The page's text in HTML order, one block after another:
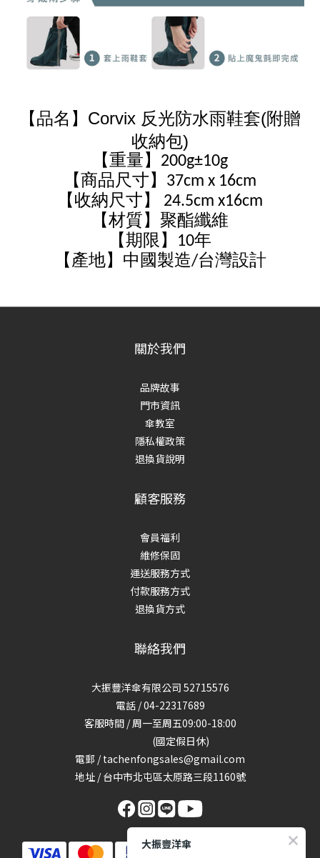
【品名】 Corvix 反光防水雨鞋套(附贈
收納包)
【重量】200g±10g
【商品尺寸】37cm x 16cm
【收納尺寸】 24.5cm x16cm
【材質】聚酯纖維
【期限】10年
【產地】中國製造/台灣設計
關於我們
品牌故事
門市資訊
傘教室
隱私權政策
退換貨說明
顧客服務
會員福利
維修保固
運送服務方式
付款服務方式
退換貨方式
聯絡我們
大振豐洋傘有限公司 52715576
電話 / 04-22317689
客服時間 / 周一至周五09:00-18:00
(國定假日休)
電郵 / tachenfongsales@gmail.com
地址 / 台中市北屯區太原路三段1160號
大振豐洋傘